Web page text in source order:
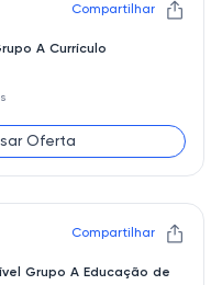
Compartilhar
A Currículo
Oferta
Compartilhar
Grupo A Educação de